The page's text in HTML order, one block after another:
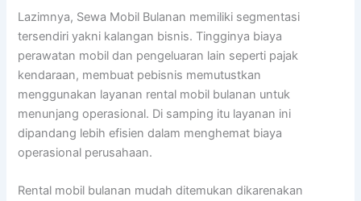
Lazimnya, Sewa Mobil Bulanan memiliki segmentasi
tersendiri yakni kalangan bisnis. Tingginya biaya
perawatan mobil dan pengeluaran lain seperti pajak
kendaraan, membuat pebisnis memutustkan
menggunakan layanan rental mobil bulanan untuk
menunjang operasional. Di samping itu layanan ini
dipandang lebih efisien dalam menghemat biaya
operasional perusahaan.
Rental mobil bulanan mudah ditemukan dikarenakan